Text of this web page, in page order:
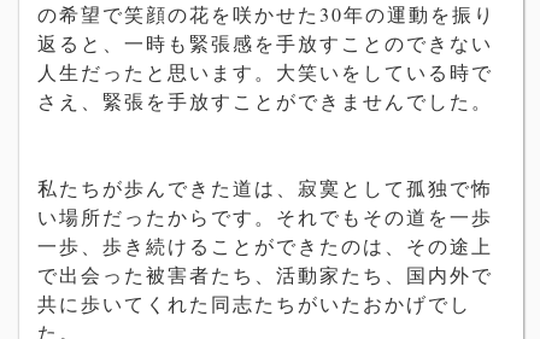
の希望で笑顔の花を咲かせた30年の運動を振り
返ると、一時も緊張感を手放すことのできない
人生だったと思います。大笑いをしている時で
さえ、緊張を手放すことができませんでした。
私たちが歩んできた道は、寂寞として孤独で怖
い場所だったからです。それでもその道を一歩
一歩、歩き続けることができたのは、その途上
で出会った被害者たち、活動家たち、国内外で
共に歩いてくれた同志たちがいたおかげでし
た。